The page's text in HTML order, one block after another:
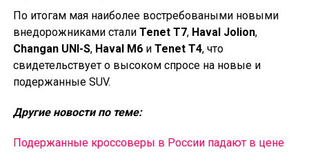
По итогам мая наиболее востребоваными новыми
внедорожниками стали Tenet T7, Haval Jolion,
Changan UNI-S, Haval M6и Tenet T4, что
свидетельствует о высоком спросе на новые и
подержанные SUV.
Другие новости по теме:
Подержанные кроссоверы в России падают в цене